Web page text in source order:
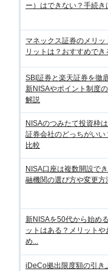
ー）はできない？手続き
マネックス証券のメリッ
リットは？おすすめでき
SBI証券と楽天証券を徹
新NISAやポイント制度
解説
NISAのつみたて投資枠
証券会社のどっちがいい
比較
NISA口座は複数開設で
融機関の選び方や変更方
新NISAを50代から始め
ットはある？メリットや
め...
iDeCo拠出限度額の引き